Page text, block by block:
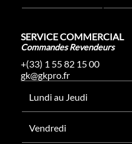
SERVICE COMMERCIAL
Commandes Revendeurs
+(33) 1 55 82 15 00
gk@gkpro.fr
Lundi au Jeudi
Vendredi